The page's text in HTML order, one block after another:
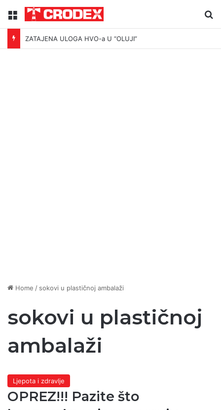
Menu
ZATAJENA ULOGA HVO-a U “OLUJI”
Home / sokovi u plastičnoj ambalaži
sokovi u plastičnoj
ambalaži
Ljepota i zdravlje
OPREZ!!! Pazite što